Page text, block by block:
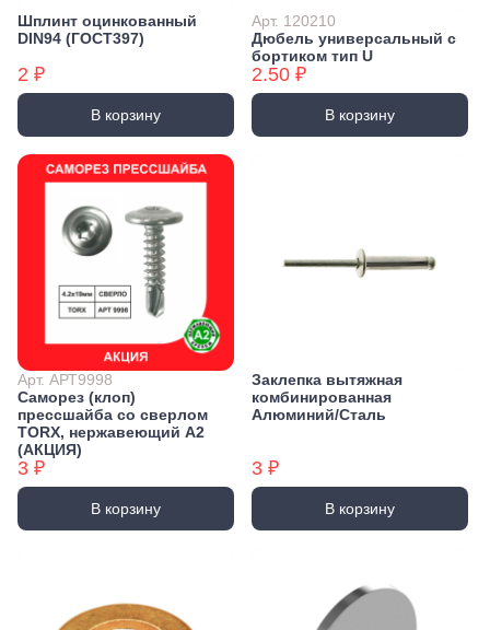
Шплинт оцинкованный
DIN94 (ГОСТ397)
2 ₽
В корзину
Арт. 120210
Дюбель универсальный с
бортиком тип U
2.50 ₽
В корзину
Арт. АРТ9998
Саморез (клоп)
прессшайба со сверлом
TORX, нержавеющий А2
(АКЦИЯ)
3 ₽
В корзину
Заклепка вытяжная
комбинированная
Алюминий/Сталь
3 ₽
В корзину